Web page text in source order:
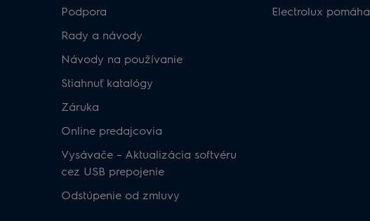
Podpora
Rady a návody
Návody na používanie
Stiahnuť katalógy
Záruka
Online predajcovia
Vysávače – Aktualizácia softvéru
cez USB prepojenie
Odstúpenie od zmluvy
Electrolux pomáha